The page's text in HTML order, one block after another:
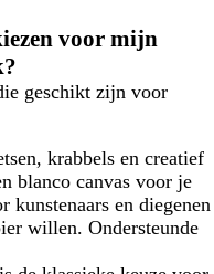
voor mijn
geschikt zijn voor
krabbels en creatief
blanco canvas voor je
en diegenen
willen. Ondersteunde